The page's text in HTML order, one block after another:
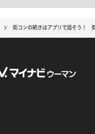
街コンの続きはアプリで話そう！